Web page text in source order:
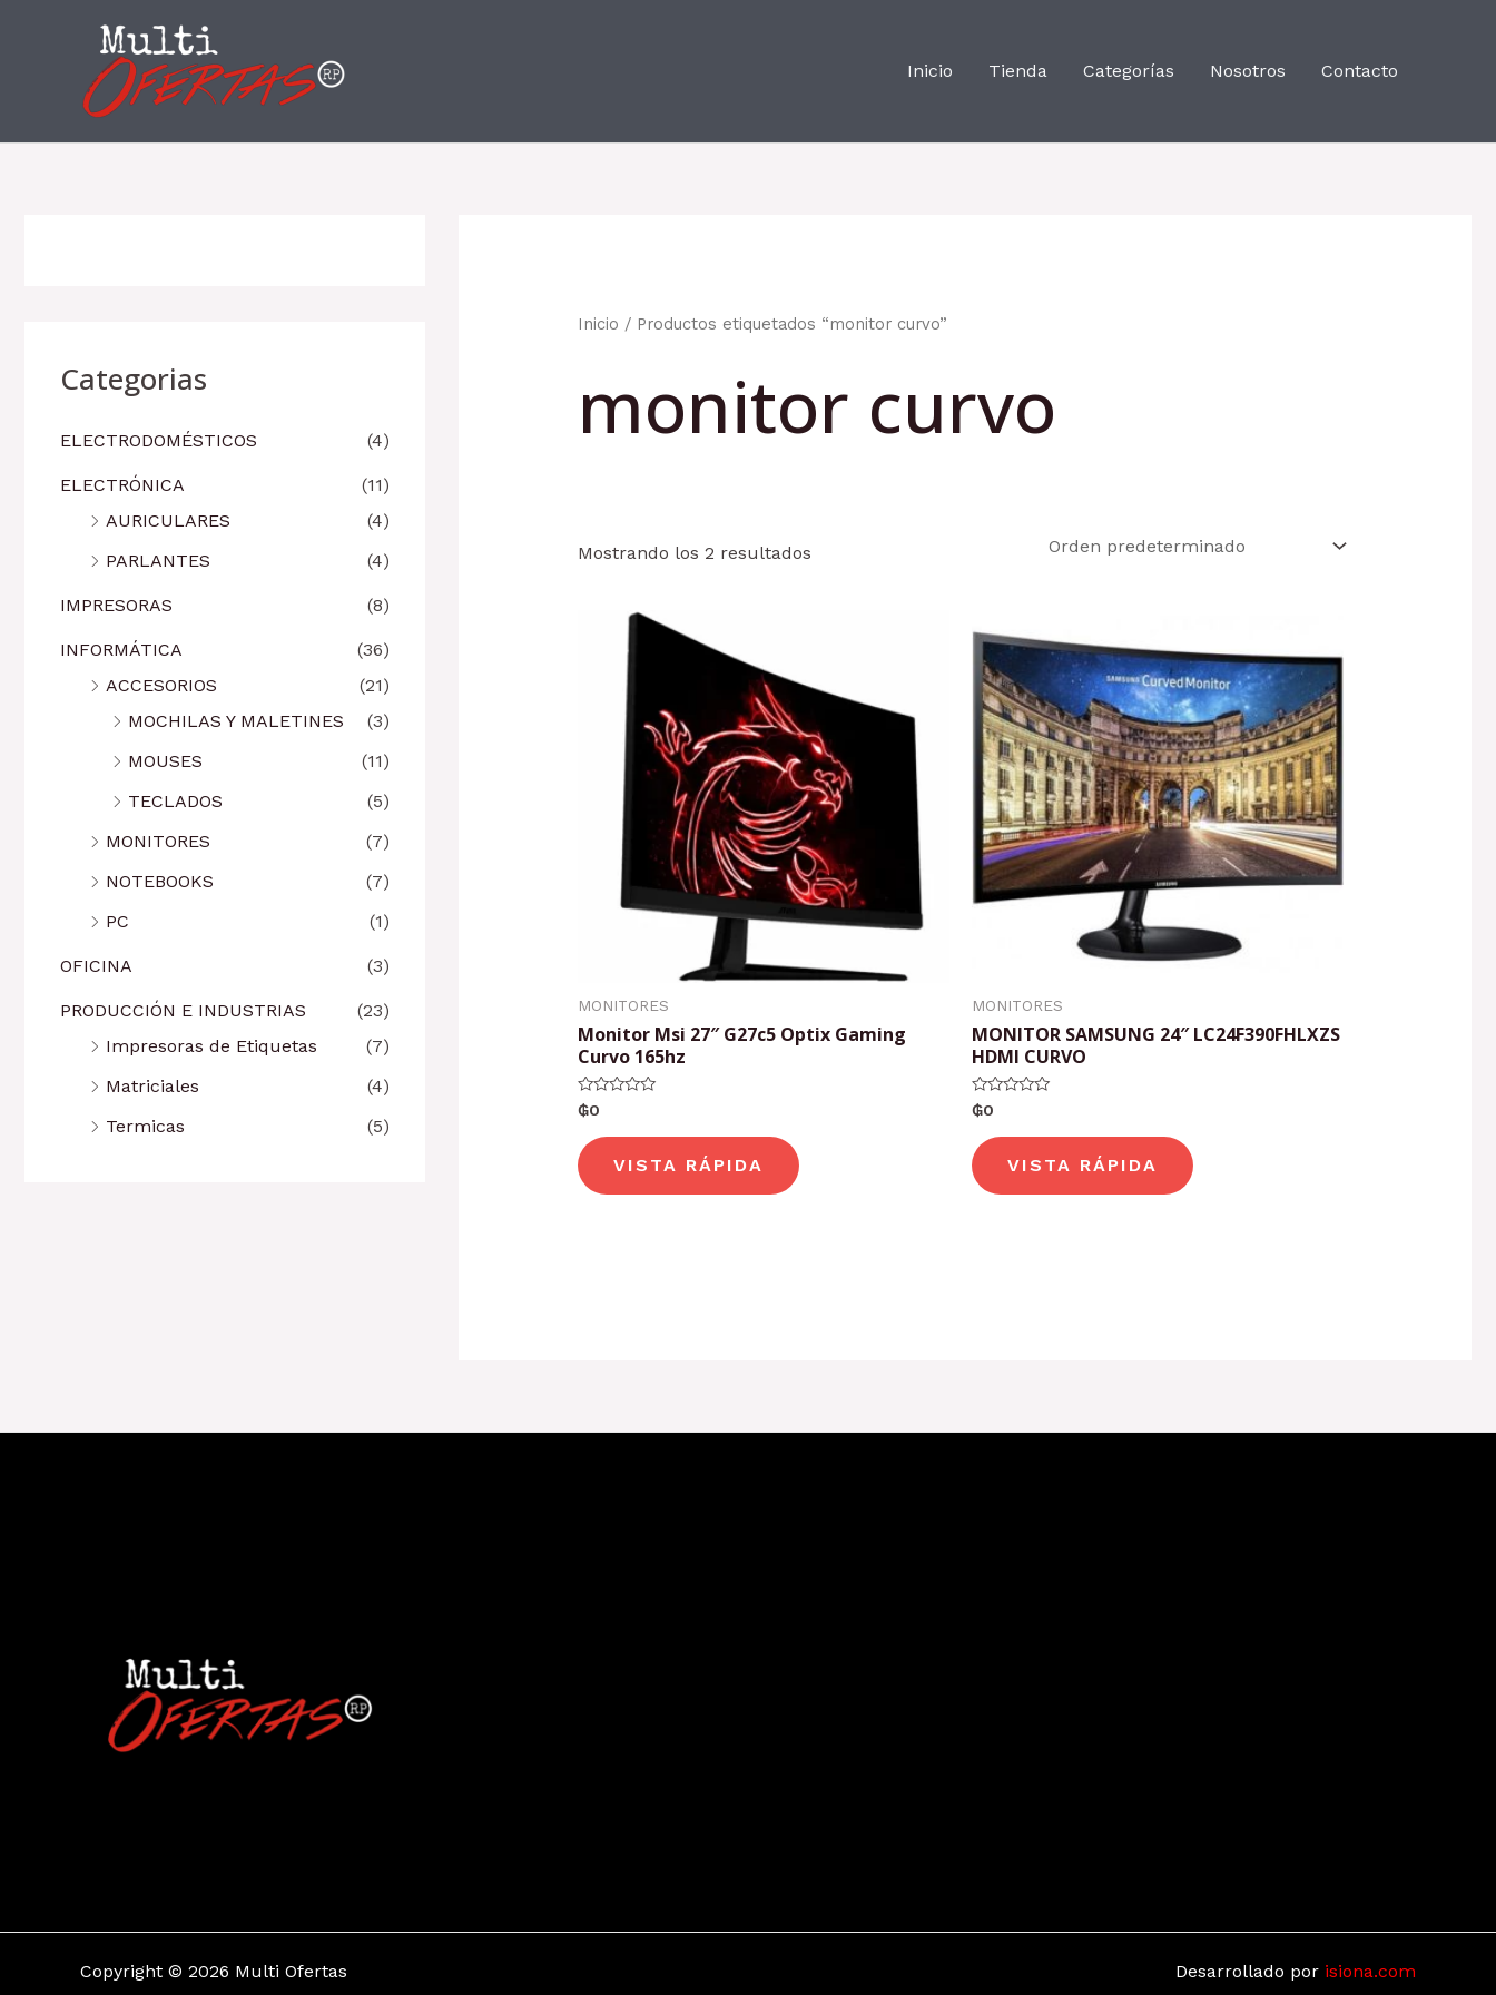
Inicio Tienda Categorías Nosotros Contacto
Categorias
ELECTRODOMÉSTICOS (4)
ELECTRÓNICA
(11)
AURICULARES
(4)
PARLANTES
(4)
IMPRESORAS (8)
INFORMÁTICA
(36)
ACCESORIOS
(21)
MOCHILAS Y MALETINES
(3)
MOUSES
(11)
TECLADOS
(5)
MONITORES
(7)
NOTEBOOKS
(7)
PC
(1)
OFICINA (3)
PRODUCCIÓN E INDUSTRIAS
(23)
Impresoras de Etiquetas
(7)
Matriciales
(4)
Termicas
(5)
Inicio / Productos etiquetados “monitor curvo”
monitor curvo
Mostrando los 2 resultados
MONITORES
Monitor Msi 27″ G27c5 Optix Gaming
Curvo 165hz
Valorado
con
de
5
₲0
VISTA RÁPIDA
MONITORES
MONITOR SAMSUNG 24″ LC24F390FHLXZS
HDMI CURVO
Valorado
con
de
5
₲0
VISTA RÁPIDA
Copyright © 2026 Multi Ofertas Desarrollado por isiona.com